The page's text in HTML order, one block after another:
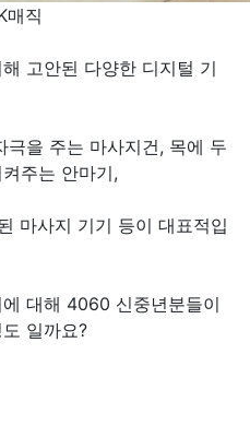
직
고안된 다양한 디지털 기
을 주는 마사지건, 목에 두
주는 안마기,
마사지 기기 등이 대표적입
대해 4060 신중년분들이
일까요?